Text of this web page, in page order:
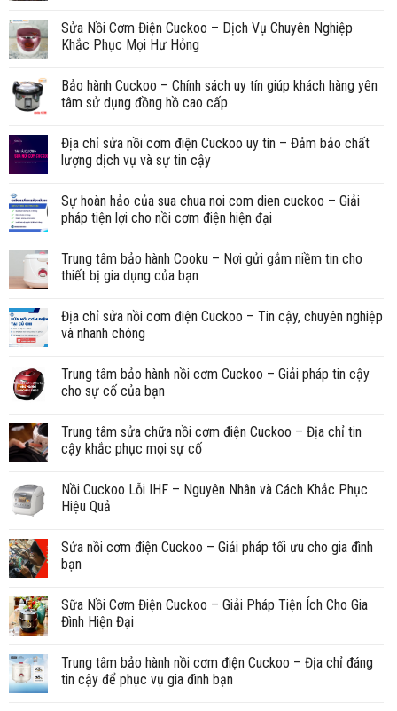
Sửa Nồi Cơm Điện Cuckoo – Dịch Vụ Chuyên Nghiệp
Khắc Phục Mọi Hư Hỏng
Bảo hành Cuckoo – Chính sách uy tín giúp khách hàng yên
tâm sử dụng đồng hồ cao cấp
Địa chỉ sửa nồi cơm điện Cuckoo uy tín – Đảm bảo chất
lượng dịch vụ và sự tin cậy
Sự hoàn hảo của sua chua noi com dien cuckoo – Giải
pháp tiện lợi cho nồi cơm điện hiện đại
Trung tâm bảo hành Cooku – Nơi gửi gắm niềm tin cho
thiết bị gia dụng của bạn
Địa chỉ sửa nồi cơm điện Cuckoo – Tin cậy, chuyên nghiệp
và nhanh chóng
Trung tâm bảo hành nồi cơm Cuckoo – Giải pháp tin cậy
cho sự cố của bạn
Trung tâm sửa chữa nồi cơm điện Cuckoo – Địa chỉ tin
cậy khắc phục mọi sự cố
Nồi Cuckoo Lỗi IHF – Nguyên Nhân và Cách Khắc Phục
Hiệu Quả
Sửa nồi cơm điện Cuckoo – Giải pháp tối ưu cho gia đình
bạn
Sữa Nồi Cơm Điện Cuckoo – Giải Pháp Tiện Ích Cho Gia
Đình Hiện Đại
Trung tâm bảo hành nồi cơm điện Cuckoo – Địa chỉ đáng
tin cậy để phục vụ gia đình bạn